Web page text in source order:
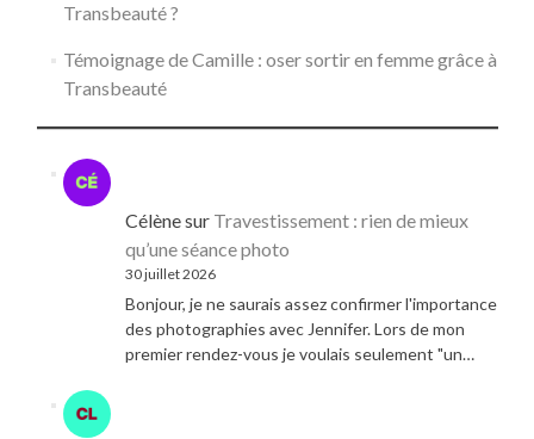
Transbeauté ?
Témoignage de Camille : oser sortir en femme grâce à
Transbeauté
Célènesur Travestissement : rien de mieux
qu’une séance photo
30 juillet 2026
Bonjour, je ne saurais assez confirmer l'importance
des photographies avec Jennifer. Lors de mon
premier rendez-vous je voulais seulement "un…